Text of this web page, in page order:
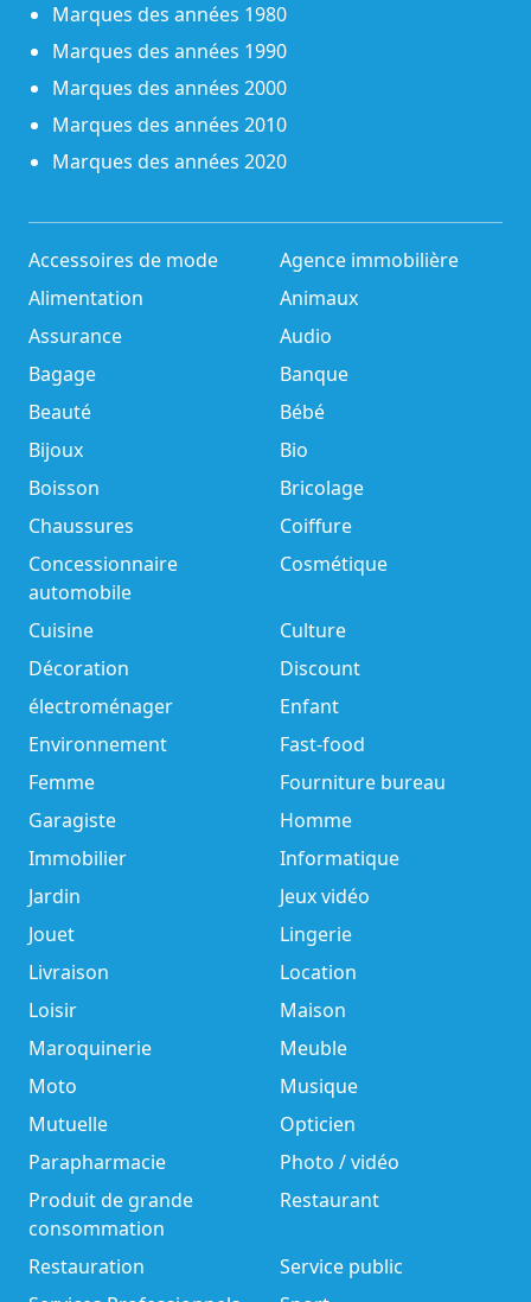
Marques des années 1980
Marques des années 1990
Marques des années 2000
Marques des années 2010
Marques des années 2020
Accessoires de mode
Agence immobilière
Alimentation
Animaux
Assurance
Audio
Bagage
Banque
Beauté
Bébé
Bijoux
Bio
Boisson
Bricolage
Chaussures
Coiffure
Concessionnaire
automobile
Cosmétique
Cuisine
Culture
Décoration
Discount
électroménager
Enfant
Environnement
Fast-food
Femme
Fourniture bureau
Garagiste
Homme
Immobilier
Informatique
Jardin
Jeux vidéo
Jouet
Lingerie
Livraison
Location
Loisir
Maison
Maroquinerie
Meuble
Moto
Musique
Mutuelle
Opticien
Parapharmacie
Photo / vidéo
Produit de grande
consommation
Restaurant
Restauration
Service public